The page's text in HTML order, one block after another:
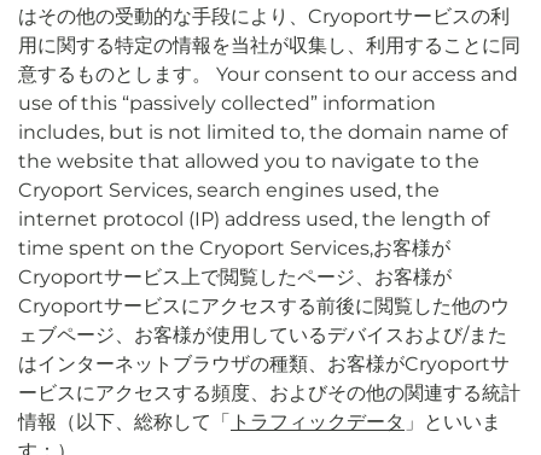
はその他の受動的な手段により、Cryoportサービスの利
用に関する特定の情報を当社が収集し、利用することに同
意するものとします。 Your consent to our access and
use of this “passively collected” information
includes, but is not limited to, the domain name of
the website that allowed you to navigate to the
Cryoport Services, search engines used, the
internet protocol (IP) address used, the length of
time spent on the Cryoport Services,お客様が
Cryoportサービス上で閲覧したページ、お客様が
Cryoportサービスにアクセスする前後に閲覧した他のウ
ェブページ、お客様が使用しているデバイスおよび/また
はインターネットブラウザの種類、お客様がCryoportサ
ービスにアクセスする頻度、およびその他の関連する統計
情報（以下、総称して「 トラフィックデータ 」といいま